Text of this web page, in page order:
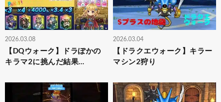
2026.03.08
【DQウォーク】ドラぽかの
キラマ2に挑んだ結果…
2026.03.04
【ドラクエウォーク】キラー
マシン2狩り